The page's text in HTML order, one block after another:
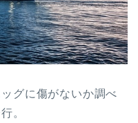
グに傷がないか調べ
。